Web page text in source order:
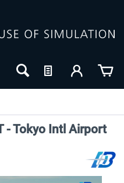
- Tokyo Intl Airport